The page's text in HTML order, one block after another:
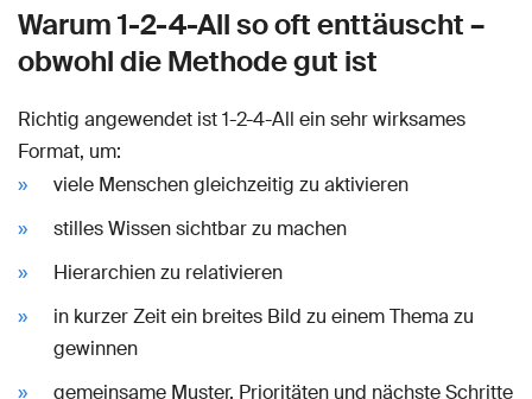
Warum 1-2-4-All so oft enttäuscht –
obwohl die Methode gut ist
Richtig angewendet ist 1-2-4-All ein sehr wirksames
Format, um:
viele Menschen gleichzeitig zu aktivieren
stilles Wissen sichtbar zu machen
Hierarchien zu relativieren
in kurzer Zeit ein breites Bild zu einem Thema zu
gewinnen
gemeinsame Muster, Prioritäten und nächste Schritte